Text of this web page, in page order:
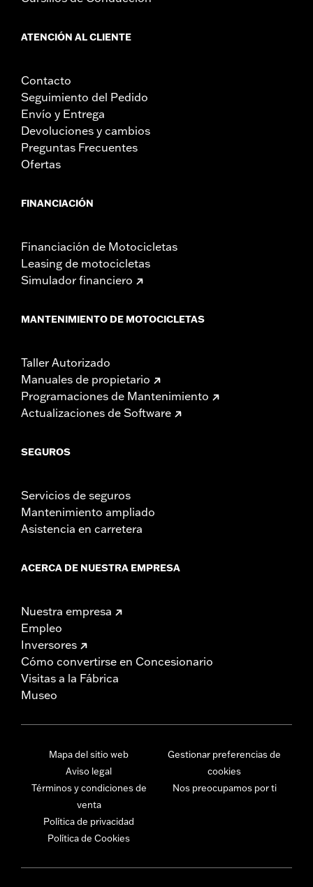
ATENCIÓN AL CLIENTE
Contacto
Seguimiento del Pedido
Envío y Entrega
Devoluciones y cambios
Preguntas Frecuentes
Ofertas
FINANCIACIÓN
Financiación de Motocicletas
Leasing de motocicletas
Simulador financiero
MANTENIMIENTO DE MOTOCICLETAS
Taller Autorizado
Manuales de propietario
Programaciones de Mantenimiento
Actualizaciones de Software
SEGUROS
Servicios de seguros
Mantenimiento ampliado
Asistencia en carretera
ACERCA DE NUESTRA EMPRESA
Nuestra empresa
Empleo
Inversores
Cómo convertirse en Concesionario
Visitas a la Fábrica
Museo
Mapa del sitio web
Aviso legal
Términos y condiciones de
venta
Política de privacidad
Política de Cookies
Gestionar preferencias de
cookies
Nos preocupamos por ti